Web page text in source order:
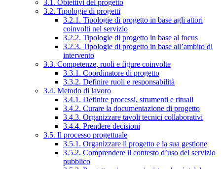
3.1. Obiettivi del progetto
3.2. Tipologie di progetti
3.2.1. Tipologie di progetto in base agli attori
coinvolti nel servizio
3.2.2. Tipologie di progetto in base al focus
3.2.3. Tipologie di progetto in base all’ambito di
intervento
3.3. Competenze, ruoli e figure coinvolte
3.3.1. Coordinatore di progetto
3.3.2. Definire ruoli e responsabilità
3.4. Metodo di lavoro
3.4.1. Definire processi, strumenti e rituali
3.4.2. Curare la documentazione di progetto
3.4.3. Organizzare tavoli tecnici collaborativi
3.4.4. Prendere decisioni
3.5. Il processo progettuale
3.5.1. Organizzare il progetto e la sua gestione
3.5.2. Comprendere il contesto d’uso del servizio
pubblico